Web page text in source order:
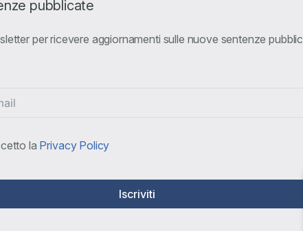
pubblicate
per ricevere aggiornamenti sulle nuove sentenze
la Privacy Policy
Iscriviti